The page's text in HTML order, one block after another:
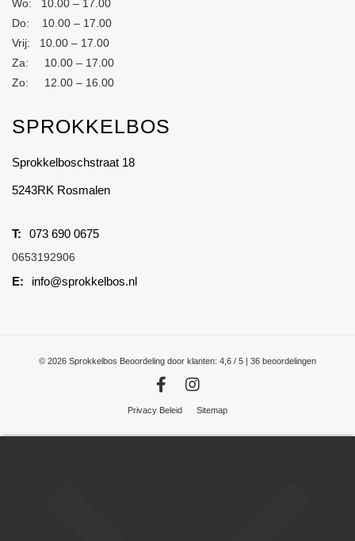
Wo: 10.00 – 17.00
Do: 10.00 – 17.00
Vrij: 10.00 – 17.00
Za: 10.00 – 17.00
Zo: 12.00 – 16.00
SPROKKELBOS
Sprokkelboschstraat 18
5243RK Rosmalen
073 690 0675
0653192906
info@sprokkelbos.nl
© 2026 Sprokkelbos Beoordeling door klanten: 4,6 / 5 | 36 beoordelingen
Privacy Beleid Sitemap